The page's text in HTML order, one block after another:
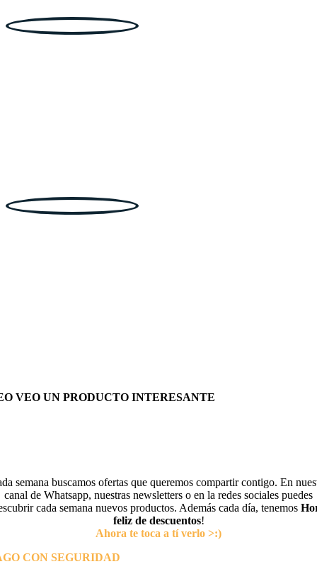
VEO UN PRODUCTO INTERESANTE
semana buscamos ofertas que queremos compartir contigo. En
canal de Whatsapp, nuestras newsletters o en la redes sociales puedes
cada semana nuevos productos. Además cada día, tenemos
feliz de descuentos!
Ahora te toca a tí verlo >:)
CON SEGURIDAD